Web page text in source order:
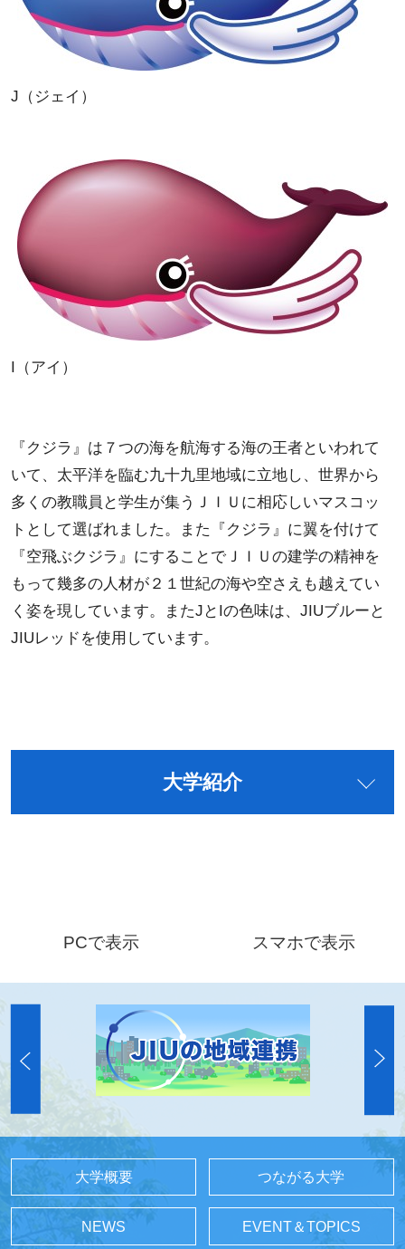
J（ジェイ）
I（アイ）
『クジラ』は７つの海を航海する海の王者といわれて
いて、太平洋を臨む九十九里地域に立地し、世界から
多くの教職員と学生が集うＪＩＵに相応しいマスコッ
トとして選ばれました。また『クジラ』に翼を付けて
『空飛ぶクジラ』にすることでＪＩＵの建学の精神を
もって幾多の人材が２１世紀の海や空さえも越えてい
く姿を現しています。またJとIの色味は、JIUブルーと
JIUレッドを使用しています。
大学紹介
PCで表示 スマホで表示
大学概要 つながる大学
NEWS EVENT＆TOPICS